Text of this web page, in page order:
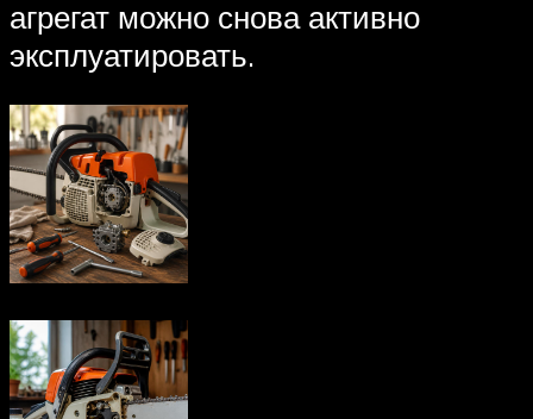
агрегат можно снова активно
эксплуатировать.